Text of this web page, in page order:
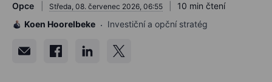
Opce Středa, 08. červenec 2026, 06:55
10 min čtení
Koen Hoorelbeke
Investiční a opční stratég